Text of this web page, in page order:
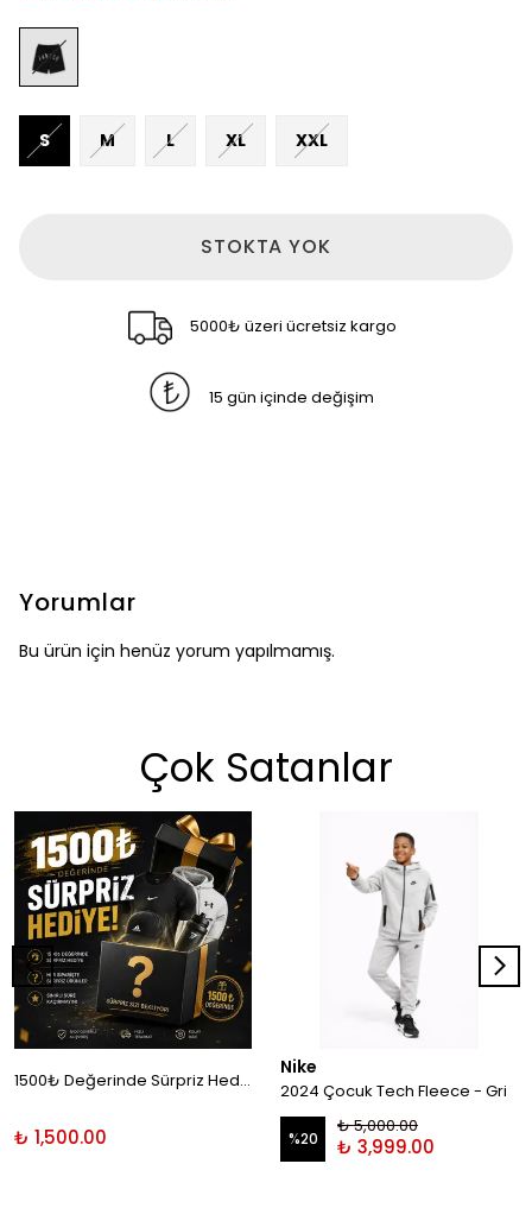
S M L XL XXL
STOKTA YOK
5000₺ üzeri ücretsiz kargo
15 gün içinde değişim
Yorumlar
Bu ürün için henüz yorum yapılmamış.
Çok Satanlar
1500₺ Değerinde Sürpriz Hediye!
₺ 1,500.00
Nike
2024 Çocuk Tech Fleece - Gri
%20
₺ 5,000.00
₺ 3,999.00